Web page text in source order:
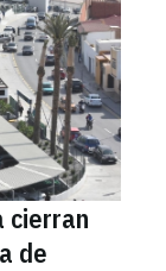
cierran
de